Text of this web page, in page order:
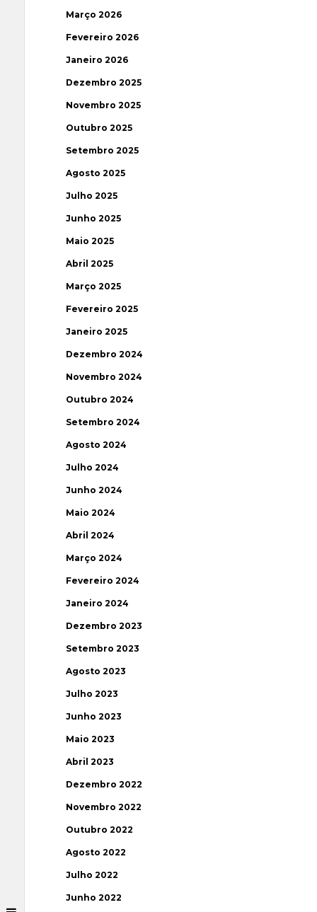
Março 2026
Fevereiro 2026
Janeiro 2026
Dezembro 2025
Novembro 2025
Outubro 2025
Setembro 2025
Agosto 2025
Julho 2025
Junho 2025
Maio 2025
Abril 2025
Março 2025
Fevereiro 2025
Janeiro 2025
Dezembro 2024
Novembro 2024
Outubro 2024
Setembro 2024
Agosto 2024
Julho 2024
Junho 2024
Maio 2024
Abril 2024
Março 2024
Fevereiro 2024
Janeiro 2024
Dezembro 2023
Setembro 2023
Agosto 2023
Julho 2023
Junho 2023
Maio 2023
Abril 2023
Dezembro 2022
Novembro 2022
Outubro 2022
Agosto 2022
Julho 2022
Junho 2022